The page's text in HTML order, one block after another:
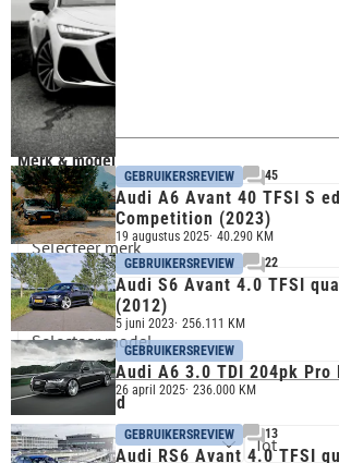
FILTERS
Merk & model
AUDI
A6
Kilometerstand
GEBRUIKERSREVIEW 45
Audi A6 Avant 40 TFSI S
Competition (2023)
19 augustus 2025 40.290 KM
GEBRUIKERSREVIEW
22
Audi S6 Avant 4.0 TFSI
(2012)
5 juni 2023 256.111 KM
GEBRUIKERSREVIEW
Audi A6 3.0 TDI 204pk Pro
26 april 2025 236.000 KM
GEBRUIKERSREVIEW 13
Audi RS6 Avant 4.0 TFSI